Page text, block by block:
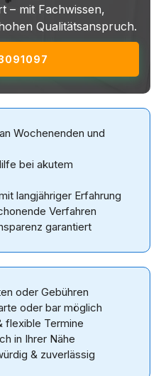
– mit Fachwissen,
Qualitätsanspruch.
Wochenenden und
bei akutem
langjähriger Erfahrung
Verfahren
garantiert
oder Gebühren
oder bar möglich
flexible Termine
in Ihrer Nähe
& zuverlässig